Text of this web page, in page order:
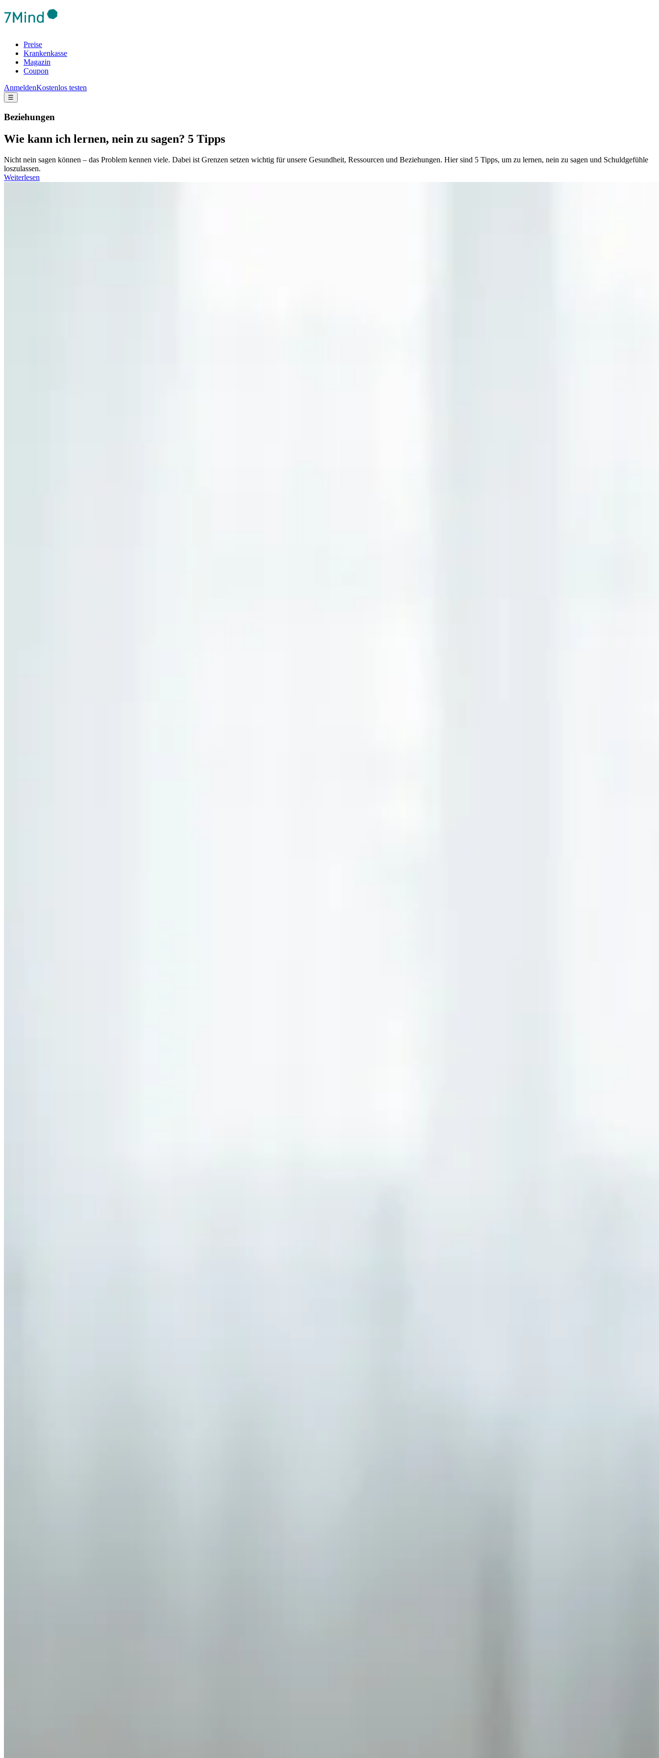
Preise
Krankenkasse
Magazin
Coupon
AnmeldenKostenlos testen
☰
Beziehungen
Wie kann ich lernen, nein zu sagen? 5 Tipps
Nicht nein sagen können – das Problem kennen viele. Dabei ist Grenzen setzen wichtig für unsere Gesundheit, Ressourcen und Beziehungen. Hier sind 5 Tipps, um zu lernen, nein zu sagen und Schuldgefühle
loszulassen.
Weiterlesen